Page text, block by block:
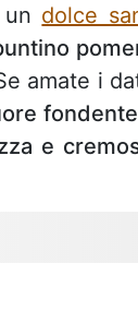
dolce
amate i
e